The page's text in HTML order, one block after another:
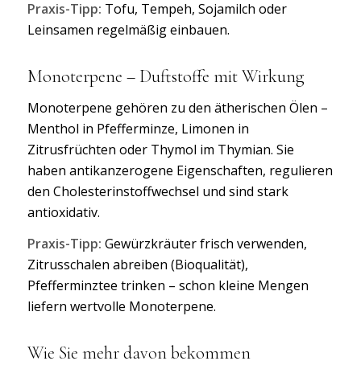
Praxis-Tipp: Tofu, Tempeh, Sojamilch oder
Leinsamen regelmäßig einbauen.
Monoterpene – Duftstoffe mit Wirkung
Monoterpene gehören zu den ätherischen Ölen –
Menthol in Pfefferminze, Limonen in
Zitrusfrüchten oder Thymol im Thymian. Sie
haben antikanzerogene Eigenschaften, regulieren
den Cholesterinstoffwechsel und sind stark
antioxidativ.
Praxis-Tipp: Gewürzkräuter frisch verwenden,
Zitrusschalen abreiben (Bioqualität),
Pfefferminztee trinken – schon kleine Mengen
liefern wertvolle Monoterpene.
Wie Sie mehr davon bekommen